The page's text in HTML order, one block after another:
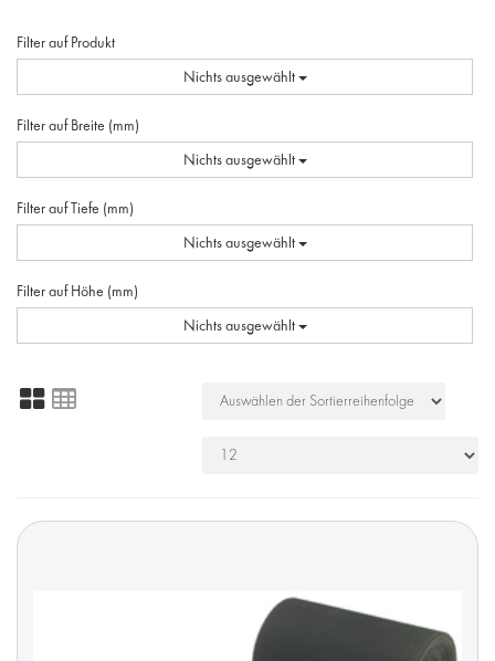
Filter auf Produkt
Nichts ausgewählt
Filter auf Breite (mm)
Nichts ausgewählt
Filter auf Tiefe (mm)
Nichts ausgewählt
Filter auf Höhe (mm)
Nichts ausgewählt